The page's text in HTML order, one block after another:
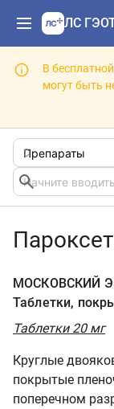
ЛС
В
могут быть
МОСКОВСКИЙ
Таблетки,
Таблетки 20 мг
Круглые
покрытые
поперечном